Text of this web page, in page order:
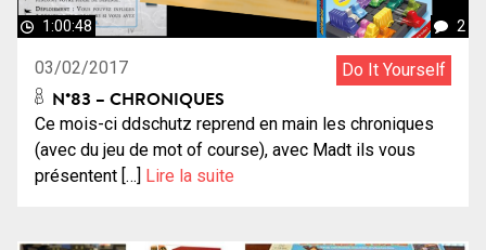
1:00:48 2
03/02/2017 Do It Yourself
N°83 – CHRONIQUES
Ce mois-ci ddschutz reprend en main les chroniques
(avec du jeu de mot of course), avec Madt ils vous
présentent […] Lire la suite